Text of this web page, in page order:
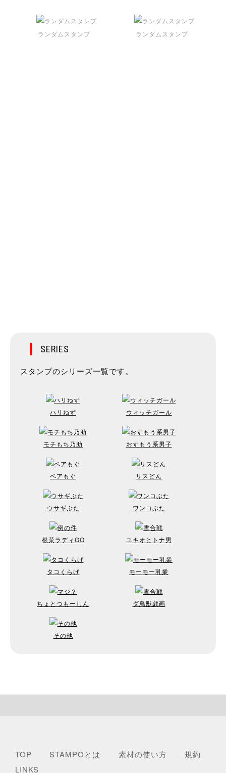
ランダムスタンプ ランダムスタンプ
SERIES
スタンプのシリーズ一覧です。
ハリねず ウィッチガール
モチもち乃助 おすもう系男子
ベアもぐ リスどん
ウサギぶた ワンコぶた
根菜ラディGO ユキオとトナ男
タコくらげ モーモー乳業
ちょとつもーしん ダ鳥獣戯画
その他
TOP STAMPOとは 素材の使い方
規約
LINKS